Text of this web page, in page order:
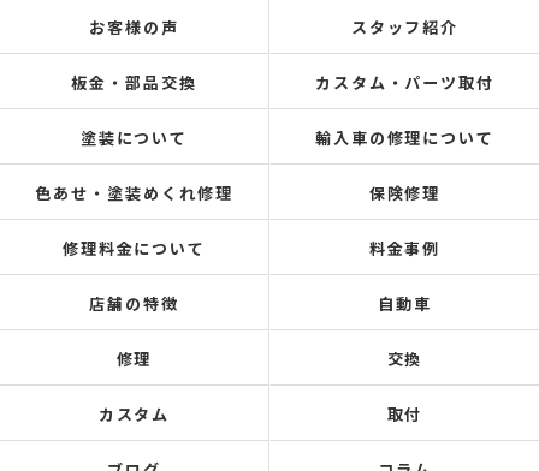
お客様の声 スタッフ紹介
板金・部品交換 カスタム・パーツ取付
塗装について 輸入車の修理について
色あせ・塗装めくれ修理 保険修理
修理料金について 料金事例
店舗の特徴 自動車
修理 交換
カスタム 取付